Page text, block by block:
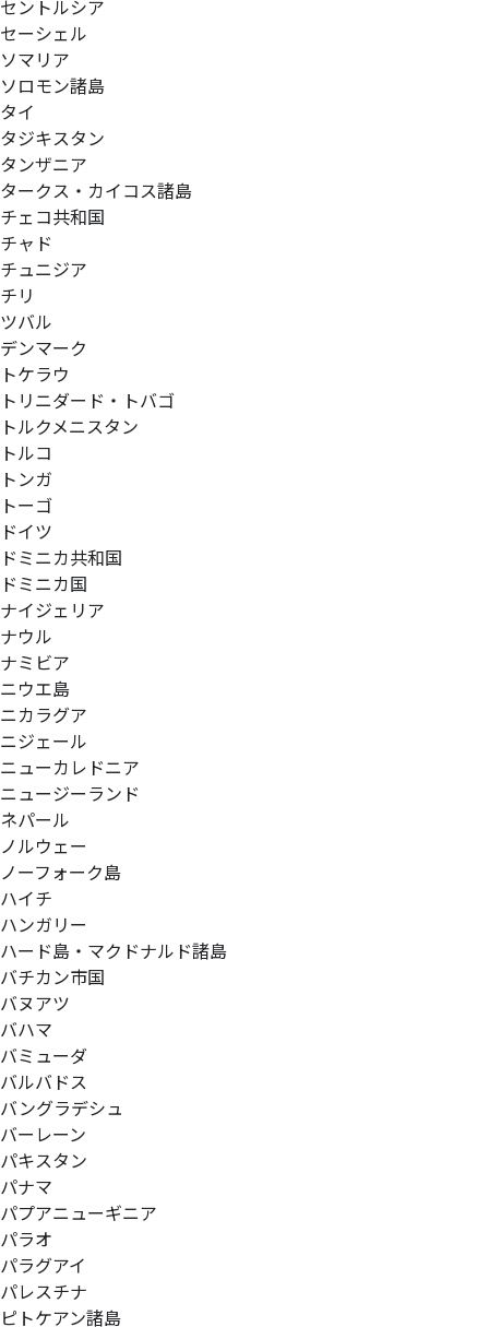
セントルシア
セーシェル
ソマリア
ソロモン諸島
タイ
タジキスタン
タンザニア
タークス・カイコス諸島
チェコ共和国
チャド
チュニジア
チリ
ツバル
デンマーク
トケラウ
トリニダード・トバゴ
トルクメニスタン
トルコ
トンガ
トーゴ
ドイツ
ドミニカ共和国
ドミニカ国
ナイジェリア
ナウル
ナミビア
ニウエ島
ニカラグア
ニジェール
ニューカレドニア
ニュージーランド
ネパール
ノルウェー
ノーフォーク島
ハイチ
ハンガリー
ハード島・マクドナルド諸島
バチカン市国
バヌアツ
バハマ
バミューダ
バルバドス
バングラデシュ
バーレーン
パキスタン
パナマ
パプアニューギニア
パラオ
パラグアイ
パレスチナ
ピトケアン諸島